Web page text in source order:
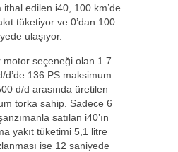
ithal edilen i40, 100 km’de
tüketiyor ve 0’dan 100
ulaşıyor.
motor seçeneği olan 1.7
d’de 136 PS maksimum
d/d arasında üretilen
torka sahip. Sadece 6
satılan i40’ın
yakıt tüketimi 5,1 litre
ise 12 saniyede